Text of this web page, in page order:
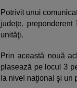
Potrivit unui
judeţe,
unităţi.
Prin această nouă
plasează pe locul 3
la nivel naţional şi un